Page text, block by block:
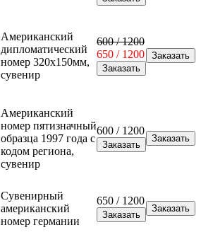
Американский
дипломатический
номер 320х150мм,
сувенир
600 / 1200
650 / 1200
Американский
номер пятизначный
образца 1997 года с
кодом региона,
сувенир
600 / 1200
Сувенирный
американский
номер германии
650 / 1200